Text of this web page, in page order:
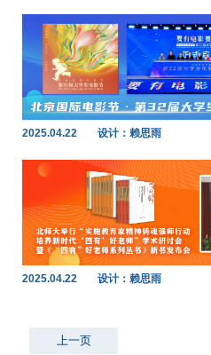
2025.04.22 设计：赖思雨
2025.04.22 设计：赖思雨
上一页